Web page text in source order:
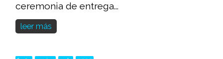
ceremonia de entrega...
leer más